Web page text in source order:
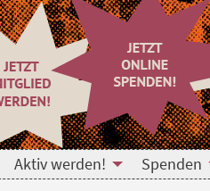
Aktiv werden! Spenden